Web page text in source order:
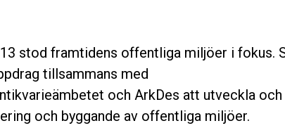
stod framtidens offentliga miljöer i fokus.
tillsammans med
och ArkDes att utveckla och
och byggande av offentliga miljöer.